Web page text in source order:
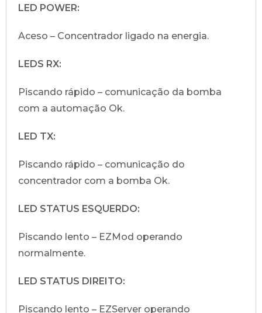
Vision Sem Fio
EZIBR Sem Fio: Barreira
Wayne Us: Comunicação CPU
Resolução de Problemas através de leds
LED POWER:
Aceso – Concentrador ligado na energia.
LEDS RX:
Piscando rápido – comunicação da bomba
com a automação Ok.
LED TX:
Piscando rápido – comunicação do
concentrador com a bomba Ok.
LED STATUS ESQUERDO:
Piscando lento – EZMod operando
normalmente.
LED STATUS DIREITO:
Piscando lento – EZServer operando